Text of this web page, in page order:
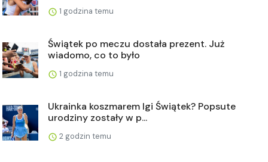
1 godzina temu
Świątek po meczu dostała prezent. Już
wiadomo, co to było
1 godzina temu
Ukrainka koszmarem Igi Świątek? Popsute
urodziny zostały w p...
2 godzin temu